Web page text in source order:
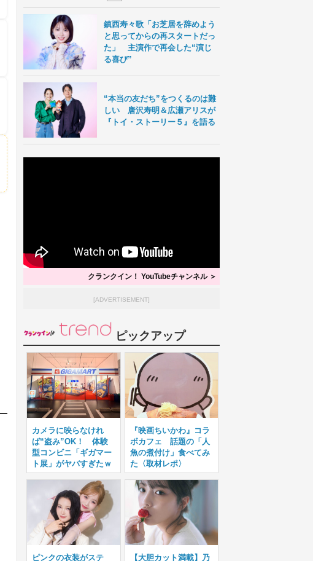
鎮西寿々歌「お芝居を辞めよう
と思ってからの再スタートだっ
た」 主演作で再会した“演じ
る喜び”
“本当の友だち”をつくるのは難
しい 唐沢寿明＆広瀬アリスが
『トイ・ストーリー５』を語る
クランクイン！ YouTubeチャンネル ＞
[ADVERTISEMENT]
ピックアップ
カメラに映らなけれ
ば“盗み”OK！ 体験
型コンビニ「ギガマー
ト展」がヤバすぎたｗ
『映画ちいかわ』コラ
ボカフェ 話題の「人
魚の煮付け」食べてみ
た〈取材レポ〉
ピンクの衣装がステ 【大胆カット満載】乃